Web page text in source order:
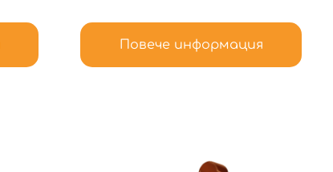
Повече информация